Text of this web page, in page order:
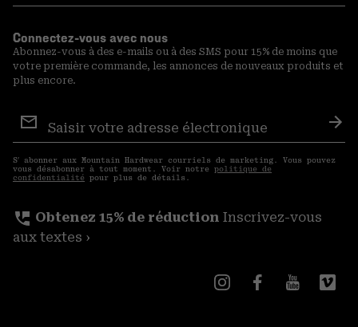
Connectez-vous avec nous
Abonnez-vous à des e-mails ou à des SMS pour 15% de moins que
votre première commande, les annonces de nouveaux produits et
plus encore.
aux
courriels
S′ abonner aux Mountain Hardwear courriels de marketing. Vous pouvez
vous désabonner à tout moment. Voir notre politique de
confidentialité pour plus de détails.
perm_phone_msg Obtenez 15% de réduction Inscrivez-vous
aux textes ›